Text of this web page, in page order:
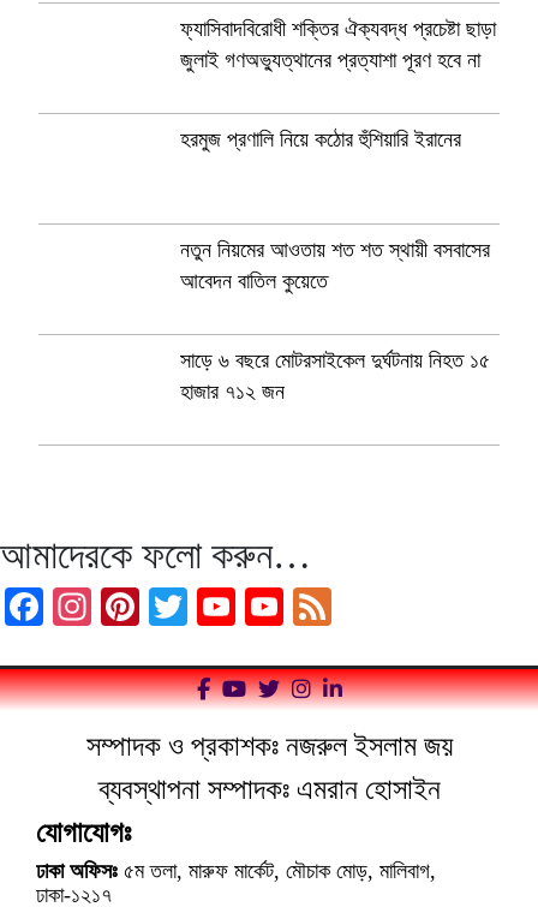
ফ্যাসিবাদবিরোধী শক্তির ঐক্যবদ্ধ প্রচেষ্টা ছাড়া
জুলাই গণঅভ্যুত্থানের প্রত্যাশা পূরণ হবে না
হরমুজ প্রণালি নিয়ে কঠোর হুঁশিয়ারি ইরানের
নতুন নিয়মের আওতায় শত শত স্থায়ী বসবাসের
আবেদন বাতিল কুয়েতে
সাড়ে ৬ বছরে মোটরসাইকেল দুর্ঘটনায় নিহত ১৫
হাজার ৭১২ জন
আমাদেরকে ফলো করুন…
Facebook
Instagram
Pinterest
TwitterYouTube
YouTube
সম্পাদক ও প্রকাশকঃ নজরুল ইসলাম জয়
ব্যবস্থাপনা সম্পাদকঃ এমরান হোসাইন
যোগাযোগঃ
ঢাকা অফিসঃ ৫ম তলা, মারুফ মার্কেট, মৌচাক মোড়, মালিবাগ,
ঢাকা-১২১৭